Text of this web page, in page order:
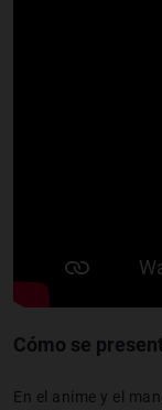
Cómo se
En el anime y el